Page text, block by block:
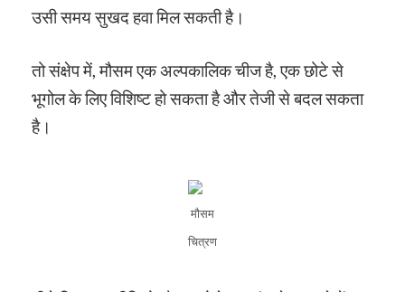
उसी समय सुखद हवा मिल सकती है।
तो संक्षेप में, मौसम एक अल्पकालिक चीज है, एक छोटे से
भूगोल के लिए विशिष्ट हो सकता है और तेजी से बदल सकता
है।
मौसम
चित्रण